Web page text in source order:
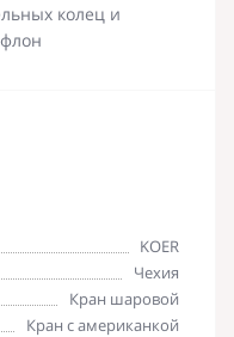
колец и
KOER
Чехия
Кран шаровой
Кран с американкой